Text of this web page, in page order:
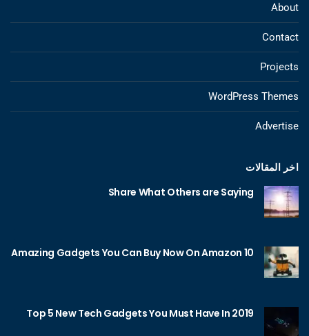
About
Contact
Projects
WordPress Themes
Advertise
اخر المقالات
Share What Others are Saying
10 Amazing Gadgets You Can Buy Now On Amazon
Top 5 New Tech Gadgets You Must Have In 2019